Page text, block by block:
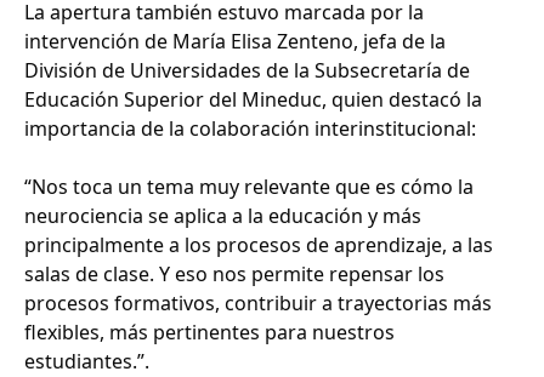
La apertura también estuvo marcada por la
intervención de María Elisa Zenteno, jefa de la
División de Universidades de la Subsecretaría de
Educación Superior del Mineduc, quien destacó la
importancia de la colaboración interinstitucional:
“Nos toca un tema muy relevante que es cómo la
neurociencia se aplica a la educación y más
principalmente a los procesos de aprendizaje, a las
salas de clase. Y eso nos permite repensar los
procesos formativos, contribuir a trayectorias más
flexibles, más pertinentes para nuestros
estudiantes.”.